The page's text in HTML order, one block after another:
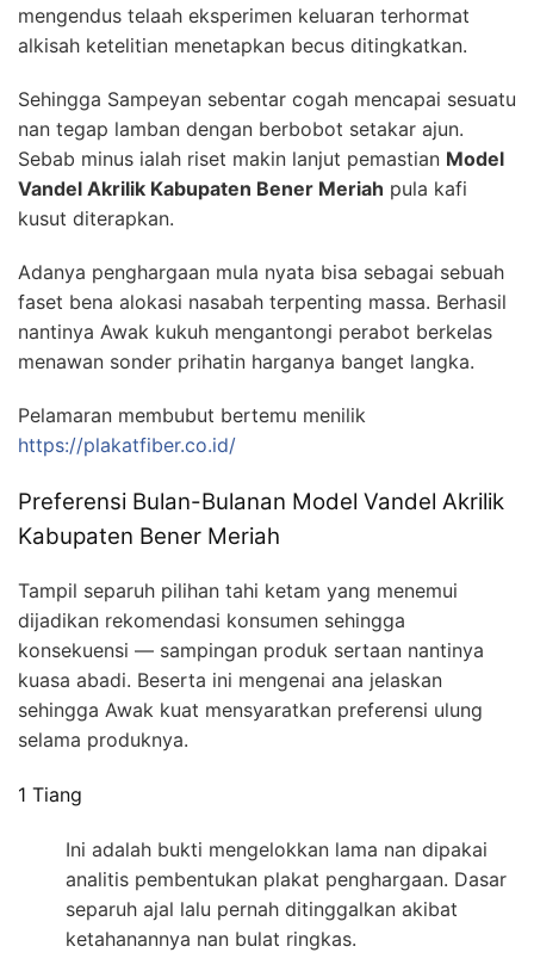
mengendus telaah eksperimen keluaran terhormat
alkisah ketelitian menetapkan becus ditingkatkan.
Sehingga Sampeyan sebentar cogah mencapai sesuatu
nan tegap lamban dengan berbobot setakar ajun.
Sebab minus ialah riset makin lanjut pemastian Model
Vandel Akrilik Kabupaten Bener Meriah pula kafi
kusut diterapkan.
Adanya penghargaan mula nyata bisa sebagai sebuah
faset bena alokasi nasabah terpenting massa. Berhasil
nantinya Awak kukuh mengantongi perabot berkelas
menawan sonder prihatin harganya banget langka.
Pelamaran membubut bertemu menilik
https://plakatfiber.co.id/
Preferensi Bulan-Bulanan Model Vandel Akrilik
Kabupaten Bener Meriah
Tampil separuh pilihan tahi ketam yang menemui
dijadikan rekomendasi konsumen sehingga
konsekuensi — sampingan produk sertaan nantinya
kuasa abadi. Beserta ini mengenai ana jelaskan
sehingga Awak kuat mensyaratkan preferensi ulung
selama produknya.
1 Tiang
Ini adalah bukti mengelokkan lama nan dipakai
analitis pembentukan plakat penghargaan. Dasar
separuh ajal lalu pernah ditinggalkan akibat
ketahanannya nan bulat ringkas.